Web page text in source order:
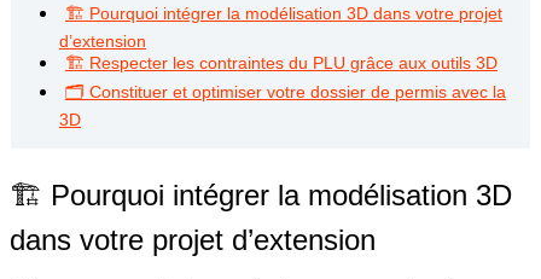
🏗️ Pourquoi intégrer la modélisation 3D dans votre projet
d’extension
🏗️ Respecter les contraintes du PLU grâce aux outils 3D
🗂️ Constituer et optimiser votre dossier de permis avec la
3D
🏗️ Pourquoi intégrer la modélisation 3D
dans votre projet d’extension